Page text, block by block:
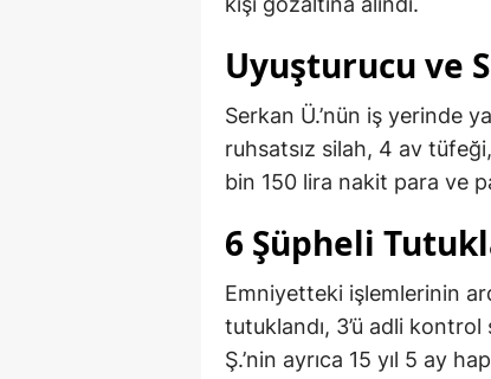
Uyuşturucu ve
Serkan Ü.’nün iş yerinde
ruhsatsız silah, 4 av
bin 150 lira nakit para ve
6 Şüpheli
Emniyetteki işlemlerinin
tutuklandı, 3’ü adli kontrol
Ş.’nin ayrıca 15 yıl 5 ay